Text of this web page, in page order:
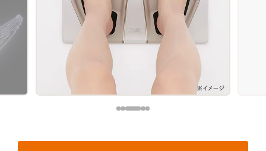
過失によらない破損、落下、水濡れ等の偶然の事故に
より本製品が正常に機能しなくなった場合
但し次に掲げる場合は、保証の対象外とします。
(1) 本製品の盗難、紛失の場合
(2) 地震、津波、噴火に起因する場合
(3) 本製品において損害を確認することができない場合
(4) 本製品の、機能および使用の際に影響のない外観上のキズ、汚
れ、液晶の画面焼けやピクセル抜け、輝度低下等
詳しくは「きちんと保証サービス規定」をご確認くだ
さい。
保証期間
下取り対象商品または
下取り金額を選択する